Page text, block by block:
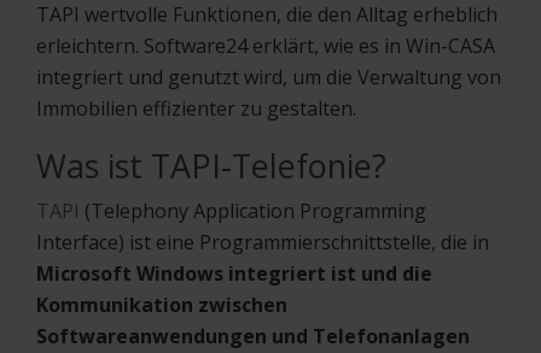
TAPI wertvolle Funktionen, die den Alltag erheblich
erleichtern. Software24 erklärt, wie es in Win-CASA
integriert und genutzt wird, um die Verwaltung von
Immobilien effizienter zu gestalten.
Was ist TAPI-Telefonie?
TAPI (Telephony Application Programming
Interface) ist eine Programmierschnittstelle, die in
Microsoft Windows integriert ist und die
Kommunikation zwischen
Softwareanwendungen und Telefonanlagen